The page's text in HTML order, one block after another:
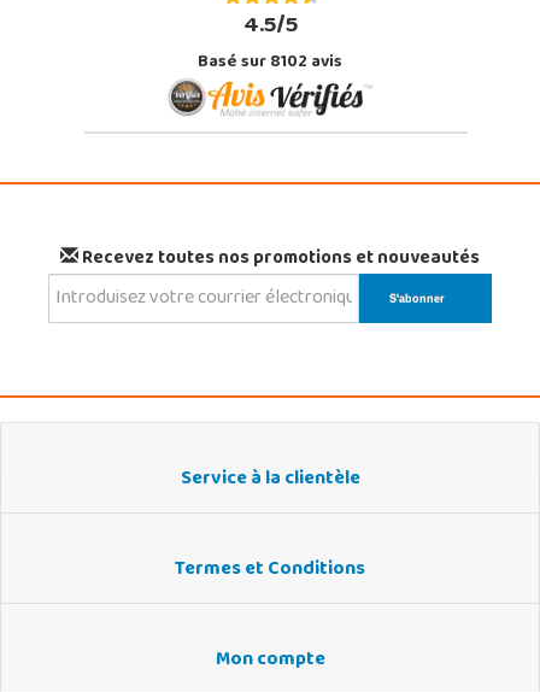
4.5/5
Basé sur 8102 avis
Recevez toutes nos promotions et nouveautés
Service à la clientèle
Termes et Conditions
Mon compte